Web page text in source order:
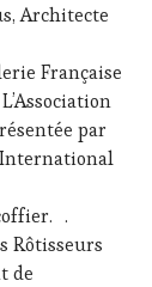
Architecte
Française
par
.
Rôtisseurs
de